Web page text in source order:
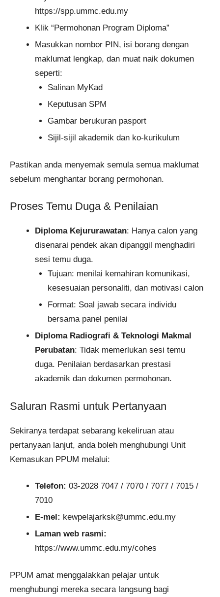
https://spp.ummc.edu.my
Klik “Permohonan Program Diploma”
Masukkan nombor PIN, isi borang dengan
maklumat lengkap, dan muat naik dokumen
seperti:
Salinan MyKad
Keputusan SPM
Gambar berukuran pasport
Sijil-sijil akademik dan ko-kurikulum
Pastikan anda menyemak semula semua maklumat
sebelum menghantar borang permohonan.
Proses Temu Duga & Penilaian
Diploma Kejururawatan: Hanya calon yang
disenarai pendek akan dipanggil menghadiri
sesi temu duga.
Tujuan: menilai kemahiran komunikasi,
kesesuaian personaliti, dan motivasi calon
Format: Soal jawab secara individu
bersama panel penilai
Diploma Radiografi & Teknologi Makmal
Perubatan: Tidak memerlukan sesi temu
duga. Penilaian berdasarkan prestasi
akademik dan dokumen permohonan.
Saluran Rasmi untuk Pertanyaan
Sekiranya terdapat sebarang kekeliruan atau
pertanyaan lanjut, anda boleh menghubungi Unit
Kemasukan PPUM melalui:
Telefon: 03-2028 7047 / 7070 / 7077 / 7015 /
7010
E-mel: kewpelajarksk@ummc.edu.my
Laman web rasmi:
https://www.ummc.edu.my/cohes
PPUM amat menggalakkan pelajar untuk
menghubungi mereka secara langsung bagi